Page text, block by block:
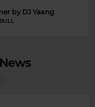
by DJ Yaang